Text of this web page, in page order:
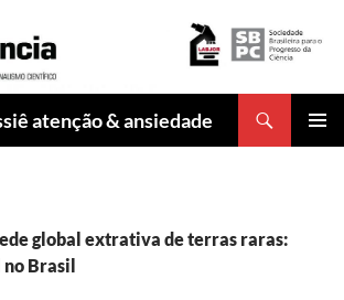
atenção & ansiedade
global extrativa de terras raras:
Brasil